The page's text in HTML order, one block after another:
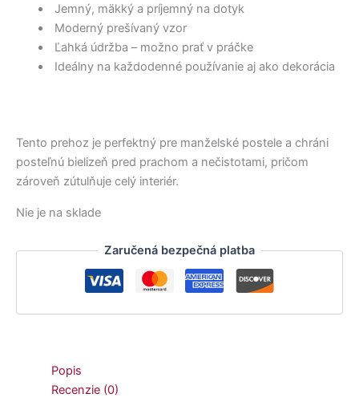
Jemný, mäkký a príjemný na dotyk
Moderný prešívaný vzor
Ľahká údržba – možno prať v práčke
Ideálny na každodenné používanie aj ako dekorácia
Tento prehoz je perfektný pre manželské postele a chráni
posteľnú bielizeň pred prachom a nečistotami, pričom
zároveň zútulňuje celý interiér.
Nie je na sklade
Zaručená bezpečná platba
Popis
Recenzie (0)